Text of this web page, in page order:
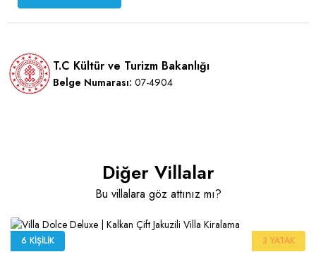
T.C Kültür ve Turizm Bakanlığı
Belge Numarası: 07-4904
Diğer Villalar
Bu villalara göz attınız mı?
6 KIŞILIK 3 YATAK